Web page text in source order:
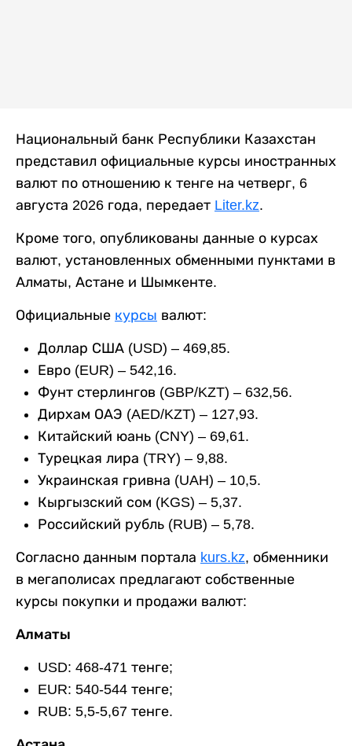
Национальный банк Республики Казахстан
представил официальные курсы иностранных
валют по отношению к тенге на четверг, 6
августа 2026 года, передает Liter.kz.
Кроме того, опубликованы данные о курсах
валют, установленных обменными пунктами в
Алматы, Астане и Шымкенте.
Официальные курсы валют:
Доллар США (USD) – 469,85.
Евро (EUR) – 542,16.
Фунт стерлингов (GBP/KZT) – 632,56.
Дирхам ОАЭ (AED/KZT) – 127,93.
Китайский юань (CNY) – 69,61.
Турецкая лира (TRY) – 9,88.
Украинская гривна (UAH) – 10,5.
Кыргызский сом (KGS) – 5,37.
Российский рубль (RUB) – 5,78.
Согласно данным портала kurs.kz, обменники
в мегаполисах предлагают собственные
курсы покупки и продажи валют:
Алматы
USD: 468-471 тенге;
EUR: 540-544 тенге;
RUB: 5,5-5,67 тенге.